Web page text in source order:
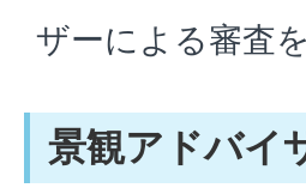
ザーによる審査
景観アドバイ